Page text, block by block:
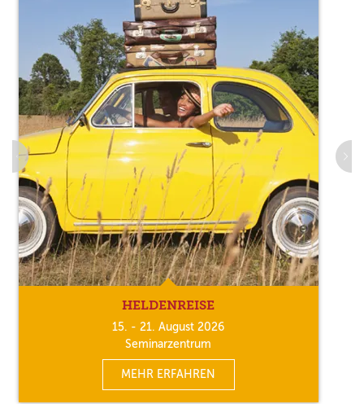
HELDENREISE
15. - 21. August 2026
Seminarzentrum
MEHR ERFAHREN